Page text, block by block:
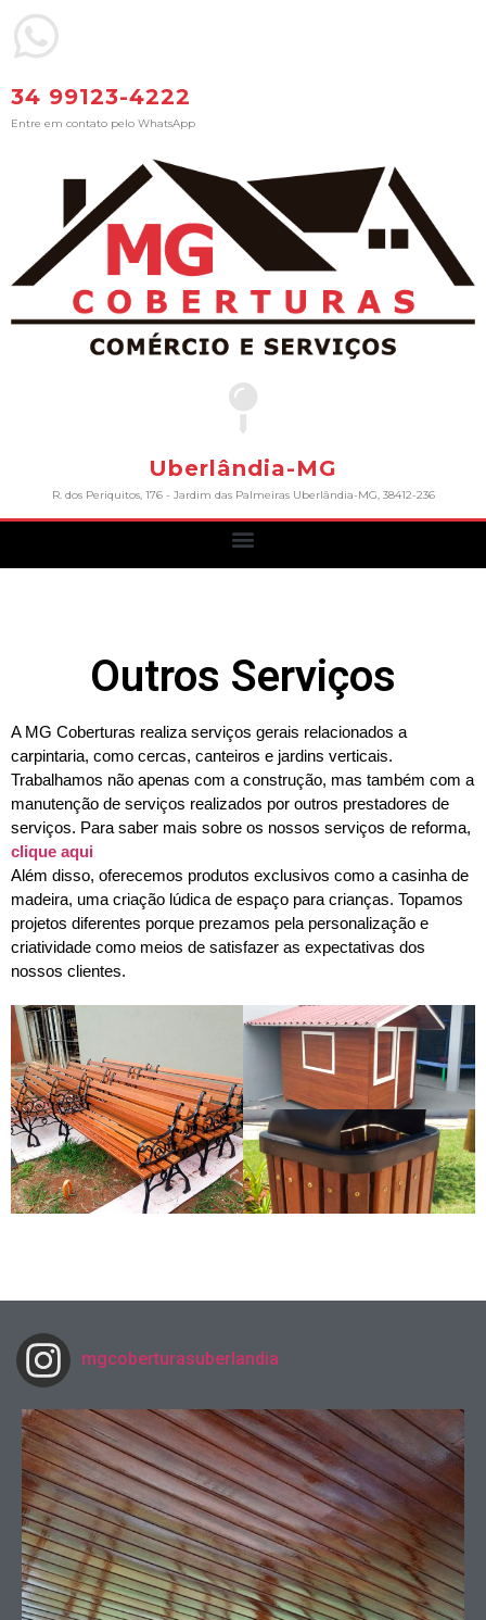
34 99123-4222
Entre em contato pelo WhatsApp
Uberlândia-MG
R. dos Periquitos, 176 - Jardim das Palmeiras Uberlândia-MG, 38412-236
Outros Serviços
A MG Coberturas realiza serviços gerais relacionados a
carpintaria, como cercas, canteiros e jardins verticais.
Trabalhamos não apenas com a construção, mas também com a
manutenção de serviços realizados por outros prestadores de
clique aqui
Além disso, oferecemos produtos exclusivos como a casinha de
madeira, uma criação lúdica de espaço para crianças. Topamos
projetos diferentes porque prezamos pela personalização e
criatividade como meios de satisfazer as expectativas dos
nossos clientes.
mgcoberturasuberlandia